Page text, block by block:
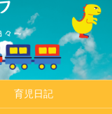
育児日記